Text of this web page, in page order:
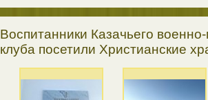
Воспитанники Казачьего военно-
клуба посетили Христианские